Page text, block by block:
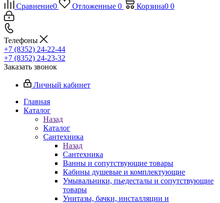
Сравнение0 Отложенные 0 Корзина0 0
Телефоны
+7 (8352) 24-22-44
+7 (8352) 24-23-32
Заказать звонок
Личный кабинет
Главная
Каталог
Назад
Каталог
Сантехника
Назад
Сантехника
Ванны и сопутствующие товары
Кабины душевые и комплектующие
Умывальники, пьедесталы и сопутствующие
товары
Унитазы, бачки, инсталляции и